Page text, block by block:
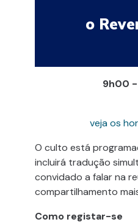
o
9h00 -
veja os
O culto está
incluirá tradução
convidado a falar na
compartilhamento
Como registar-se